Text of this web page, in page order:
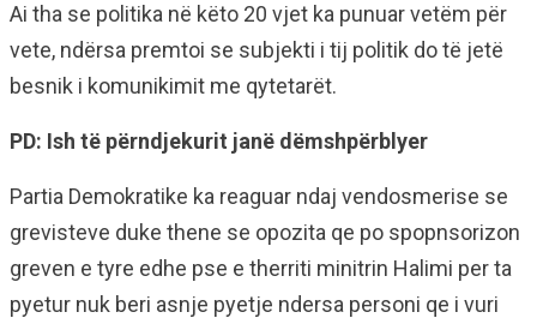
Ai tha se politika në këto 20 vjet ka punuar vetëm për
vete, ndërsa premtoi se subjekti i tij politik do të jetë
besnik i komunikimit me qytetarët.
PD: Ish të përndjekurit janë dëmshpërblyer
Partia Demokratike ka reaguar ndaj vendosmerise se
grevisteve duke thene se opozita qe po spopnsorizon
greven e tyre edhe pse e therriti minitrin Halimi per ta
pyetur nuk beri asnje pyetje ndersa personi qe i vuri